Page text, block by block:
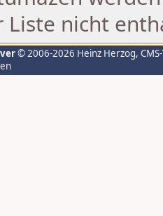
Liste nicht
© 2006-2026 Heinz Herzog,